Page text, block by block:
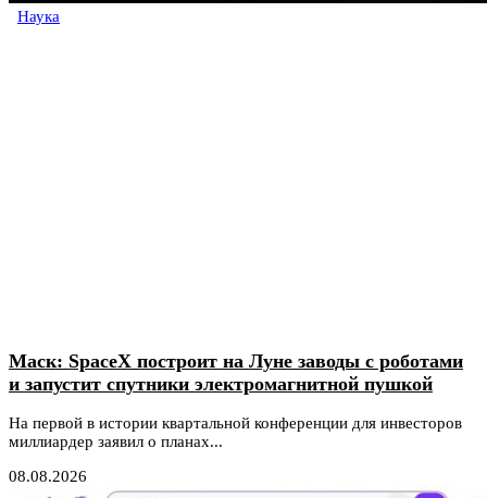
Наука
Маск: SpaceX построит на Луне заводы с роботами
и запустит спутники электромагнитной пушкой
На первой в истории квартальной конференции для инвесторов
миллиардер заявил о планах...
08.08.2026